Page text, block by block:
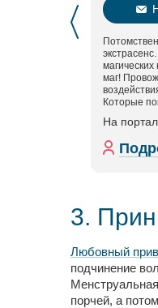
маг!
Которые
На
3.
Любовный
подчинение
порчей, а